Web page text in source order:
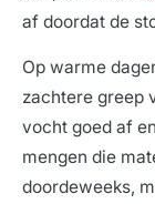
af doordat de
Op warme
zachtere greep
vocht goed af
mengen die
doordeweeks,